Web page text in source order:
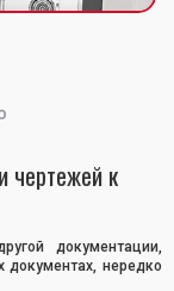
чертежей к
документации,
нередко